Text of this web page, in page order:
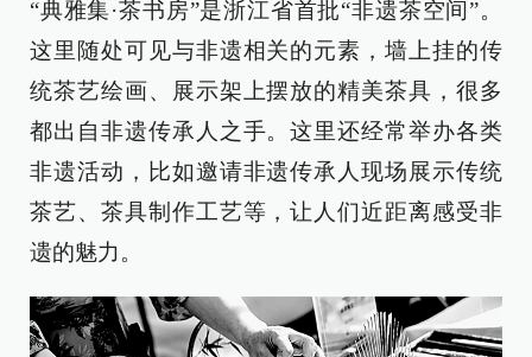
“典雅集·茶书房”是浙江省首批“非遗茶空间”。
这里随处可见与非遗相关的元素，墙上挂的传
统茶艺绘画、展示架上摆放的精美茶具，很多
都出自非遗传承人之手。这里还经常举办各类
非遗活动，比如邀请非遗传承人现场展示传统
茶艺、茶具制作工艺等，让人们近距离感受非
遗的魅力。